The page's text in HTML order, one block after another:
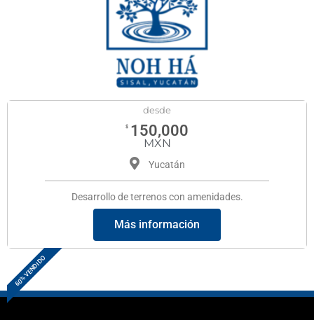
desde
$ 150,000
MXN
Yucatán
Desarrollo de terrenos con amenidades.
Más información
60% VENDIDO